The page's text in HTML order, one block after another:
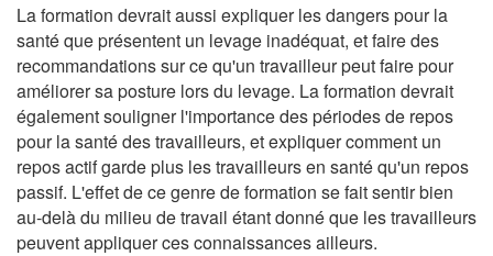
La formation devrait aussi expliquer les dangers pour la
santé que présentent un levage inadéquat, et faire des
recommandations sur ce qu'un travailleur peut faire pour
améliorer sa posture lors du levage. La formation devrait
également souligner l'importance des périodes de repos
pour la santé des travailleurs, et expliquer comment un
repos actif garde plus les travailleurs en santé qu'un repos
passif. L'effet de ce genre de formation se fait sentir bien
au-delà du milieu de travail étant donné que les travailleurs
peuvent appliquer ces connaissances ailleurs.